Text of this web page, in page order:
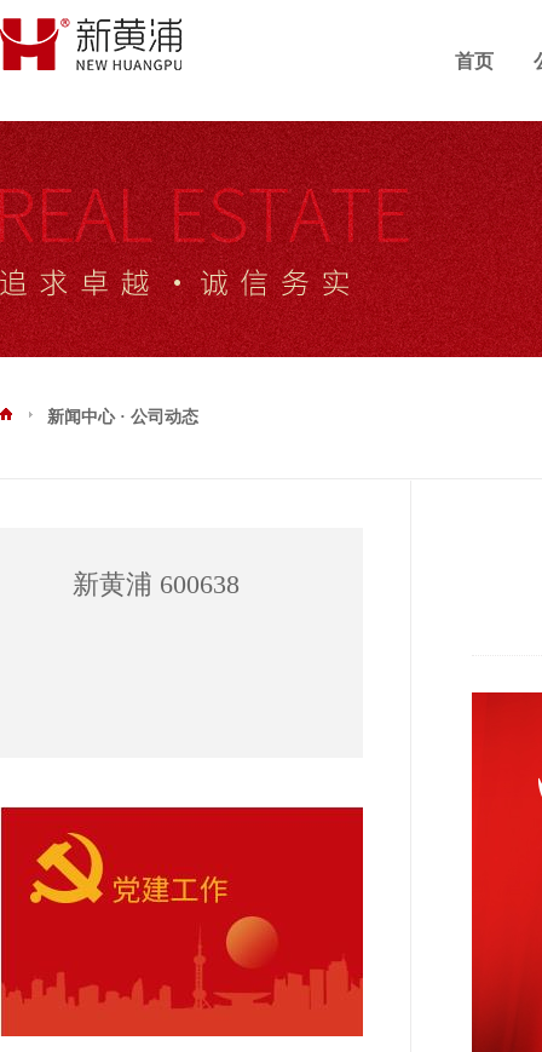
首页
新闻中心 · 公司动态
新黄浦 600638